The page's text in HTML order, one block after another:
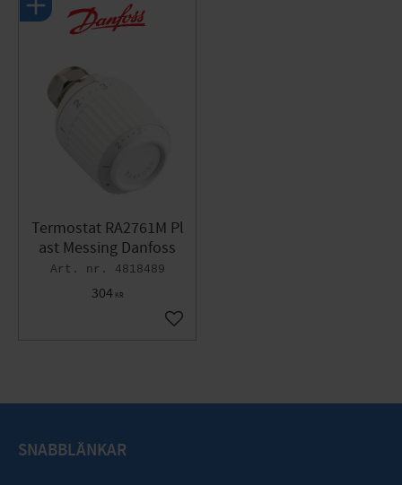
Termostat RA2761M Pl
ast Messing Danfoss
4818489
304KR
Gem som favorit
SNABBLÄNKAR